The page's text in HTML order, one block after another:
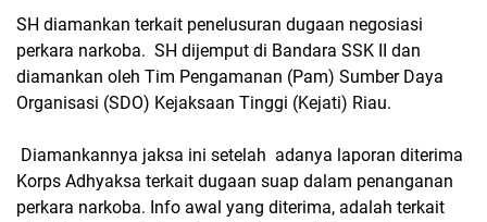
SH diamankan terkait penelusuran dugaan negosiasi
perkara narkoba. SH dijemput di Bandara SSK II dan
diamankan oleh Tim Pengamanan (Pam) Sumber Daya
Organisasi (SDO) Kejaksaan Tinggi (Kejati) Riau.
Diamankannya jaksa ini setelah adanya laporan diterima
Korps Adhyaksa terkait dugaan suap dalam penanganan
perkara narkoba. Info awal yang diterima, adalah terkait